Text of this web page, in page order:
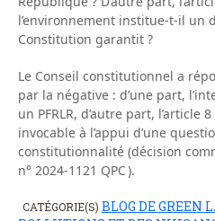
l’environnement institue-t-il un
Constitution garantit ?
Le Conseil constitutionnel a
par la négative : d’une part,
un PFRLR, d’autre part, l’article
invocable à l’appui d’une
constitutionnalité (décision
n° 2024-1121 QPC ).
CATÉGORIE(S) BLOG DE GREEN